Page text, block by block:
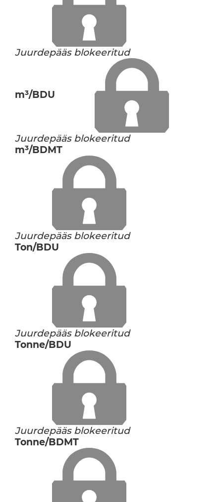
Juurdepääs blokeeritud
m³/BDU
Juurdepääs blokeeritud
m³/BDMT
Juurdepääs blokeeritud
Ton/BDU
Juurdepääs blokeeritud
Tonne/BDU
Juurdepääs blokeeritud
Tonne/BDMT